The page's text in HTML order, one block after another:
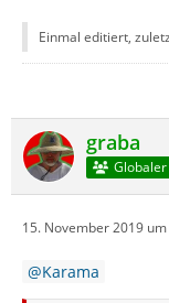
Einmal editiert,
graba
15. November 2019
Karama